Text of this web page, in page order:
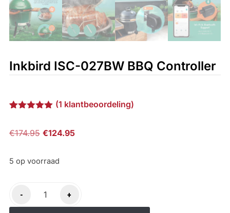
Inkbird ISC-027BW BBQ Controller
gebaseerd
(1 klantbeoordeling)
€174.95 Oorspronkelijke
was:
€124.95Huidige
5 op voorraad
-
ISC-
+